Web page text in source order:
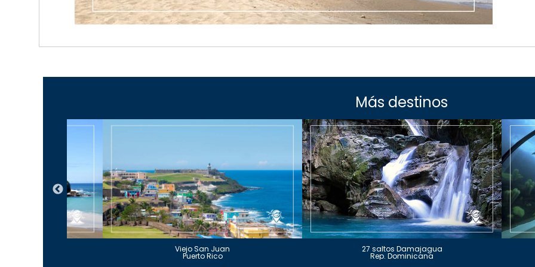
Más destinos
Viejo San Juan
Puerto Rico
27 saltos Damajagua
Rep. Dominicana